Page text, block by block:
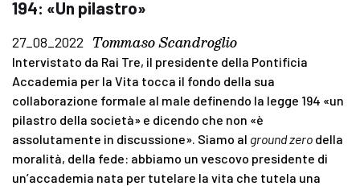
194: «Un pilastro»
27_08_2022 Tommaso Scandroglio
Intervistato da Rai Tre, il presidente della Pontificia
Accademia per la Vita tocca il fondo della sua
collaborazione formale al male definendo la legge 194 «un
pilastro della società» e dicendo che non «è
assolutamente in discussione». Siamo al ground zero della
moralità, della fede: abbiamo un vescovo presidente di
un’accademia nata per tutelare la vita che tutela una